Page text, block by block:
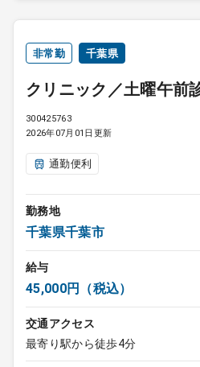
非常勤 千葉県
クリニック／土曜午前
300425763
2026年07月01日更新
通勤便利
勤務地
千葉県千葉市
給与
45,000円（税込）
交通アクセス
最寄り駅から徒歩4分